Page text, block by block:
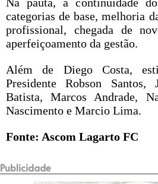
categorias de base, melhoria
profissional, chegada de
aperfeiçoamento da gestão.
Além de Diego Costa,
Presidente Robson
Batista, Marcos Andrade,
Nascimento e Marcio Lima.
Fonte: Ascom Lagarto FC
Publicidade